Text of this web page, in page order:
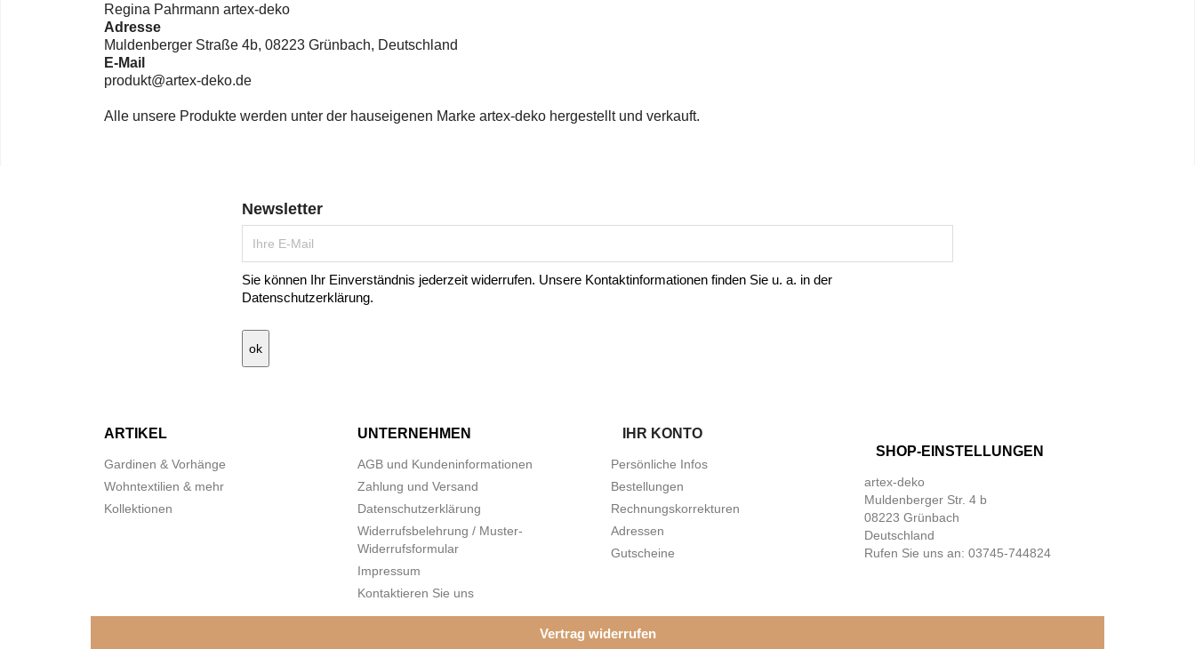
Regina Pahrmann artex-deko
Adresse
Muldenberger Straße 4b, 08223 Grünbach, Deutschland
E-Mail
produkt@artex-deko.de
Alle unsere Produkte werden unter der hauseigenen Marke artex-deko hergestellt und verkauft.
Newsletter
Sie können Ihr Einverständnis jederzeit widerrufen. Unsere Kontaktinformationen finden Sie u. a. in der
Datenschutzerklärung.
ARTIKEL
Gardinen & Vorhänge
Wohntextilien & mehr
Kollektionen
UNTERNEHMEN
AGB und Kundeninformationen
Zahlung und Versand
Datenschutzerklärung
Widerrufsbelehrung / Muster-
Widerrufsformular
Impressum
Kontaktieren Sie uns
IHR KONTO
Persönliche Infos
Bestellungen
Rechnungskorrekturen
Adressen
Gutscheine
SHOP-EINSTELLUNGEN
artex-deko
Muldenberger Str. 4 b
08223 Grünbach
Deutschland
Rufen Sie uns an: 03745-744824
Vertrag widerrufen